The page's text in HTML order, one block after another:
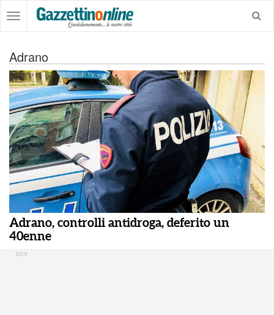
Adrano
Adrano, controlli antidroga, deferito un
40enne